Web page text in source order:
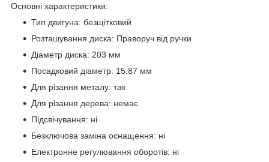
Основні характеристики:
Тип двигуна: безщітковий
Розташування диска: Праворуч від ручки
Діаметр диска: 203 мм
Посадковий діаметр: 15.87 мм
Для різання металу: так
Для різання дерева: немає
Підсвічування: ні
Безключова заміна оснащення: ні
Електронне регулювання оборотів: ні